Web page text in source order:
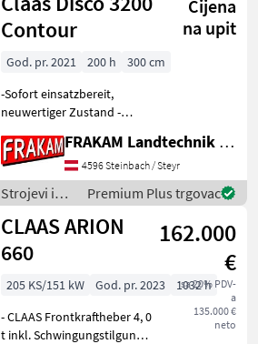
travu i
baliranje /
Claas
Contour
Cijena
na upit
God. pr. 2021 200 h
300 cm
-Sofort einsatzbereit,
neuwertiger Zustand -
einstellbar -mit
Abstellvorrichtung -
Gelenkwelle -Anfahrschutz
mechanisch -
Mittenaufhängung
FRAKAM Landtechnik GmbH
4596 Steinbach / Steyr
Strojevi i
oprema za
travu i
baliranje /
Claas
Premium Plus trgovac
CLAAS ARION
660
162.000
€
sa 20% PDV-
a
135.000 €
neto
205 KS/151 kW God. pr. 2023
1032 h
- CLAAS Frontkraftheber 4, 0
t inkl. Schwingungstilgung -